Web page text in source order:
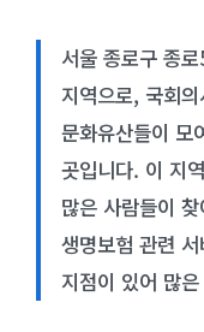
서울 종로구 종
지역으로, 국회
문화유산들이 모
곳입니다. 이 지
많은 사람들이
생명보험 관련
지점이 있어 많